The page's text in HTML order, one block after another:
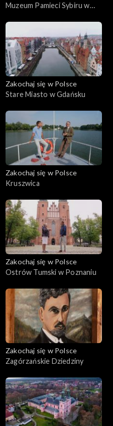
Muzeum Pamieci Sybiru w
Zakochaj się w Polsce
Stare Miasto w Gdańsku
Zakochaj się w Polsce
Kruszwica
Zakochaj się w Polsce
Ostrów Tumski w Poznaniu
Zakochaj się w Polsce
Zagórzańskie Dziedziny